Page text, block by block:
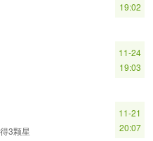
19:02
11-24
19:03
3颗星
11-21
20:07